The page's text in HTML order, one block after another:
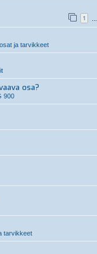
1
ja tarvikkeet
osa?
900
tarvikkeet